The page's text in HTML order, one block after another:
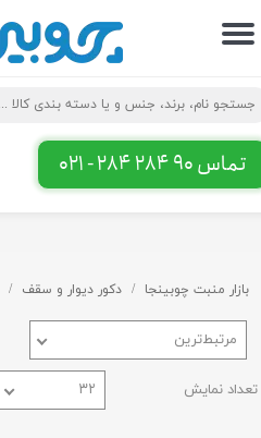
تماس 90 284 284 - 021
حساب کاربری من
تغییر گذر واژه
سفارشات
خروج از حساب کاربری
بازار منبت چوبینجا دکور دیوار و سقف
مرتبط‌ترین
تعداد نمایش ۳۲